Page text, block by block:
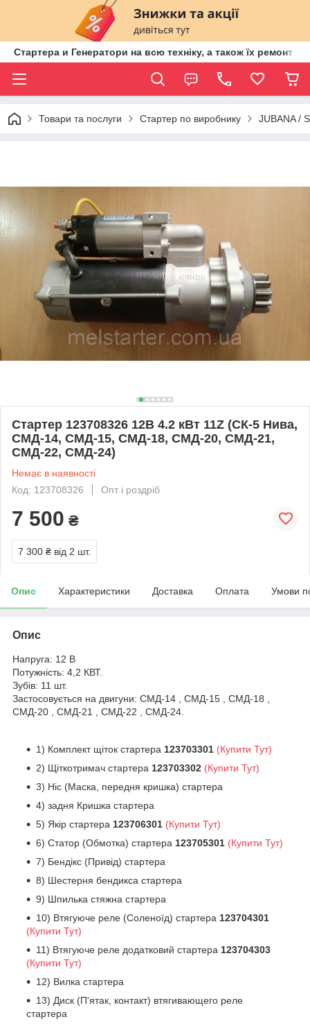
Стартера и Генератори на всю техніку, а також їх ремонт
Товари та послуги Стартер по виробнику JUBANA /
Стартер 123708326 12В 4.2 кВт 11Z (СК-5 Нива,
СМД-14, СМД-15, СМД-18, СМД-20, СМД-21,
СМД-22, СМД-24)
Немає в наявності
Код: 123708326
Опт і роздріб
7 500 ₴
7 300 ₴ від 2 шт.
Опис Характеристики Доставка Оплата Умови
Опис
Напруга: 12 В
Потужність: 4,2 КВТ.
Зубів: 11 шт.
Застосовується на двигуни: СМД-14 , СМД-15 , СМД-18 ,
СМД-20 , СМД-21 , СМД-22 , СМД-24.
1) Комплект щіток стартера 123703301 (Купити Тут)
2) Щіткотримач стартера 123703302 (Купити Тут)
3) Ніс (Маска, передня кришка) стартера
4) задня Кришка стартера
5) Якір стартера 123706301 (Купити Тут)
6) Статор (Обмотка) стартера 123705301 (Купити Тут)
7) Бендікс (Привід) стартера
8) Шестерня бендикса стартера
9) Шпилька стяжна стартера
10) Втягуюче реле (Соленоїд) стартера 123704301
(Купити Тут)
11) Втягуюче реле додатковий стартера 123704303
(Купити Тут)
12) Вилка стартера
13) Диск (П'ятак, контакт) втягивающего реле
стартера